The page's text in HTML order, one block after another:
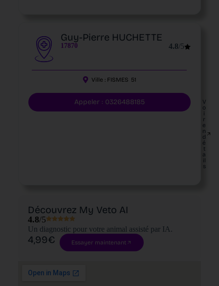
Guy-Pierre HUCHETTE
17870 4.8/5
Ville : FISMES 51
Appeler : 0326488185
V
o
i
r
e
n
d
é
t
a
il
s
Découvrez My Veto AI
4.8/5
Un diagnostic pour votre animal assisté par IA.
4,99€ Essayer maintenant